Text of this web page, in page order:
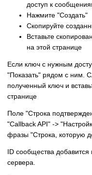
доступ к
Нажмите "Создать"
Скопируйте
Вставьте
на этой странице
Если ключ с нужным
"Показать" рядом с ним.
полученный ключ и
странице
Поле "Строка
"Callback API" ->
фразы "Строка, которую
ID сообщества
сервера.